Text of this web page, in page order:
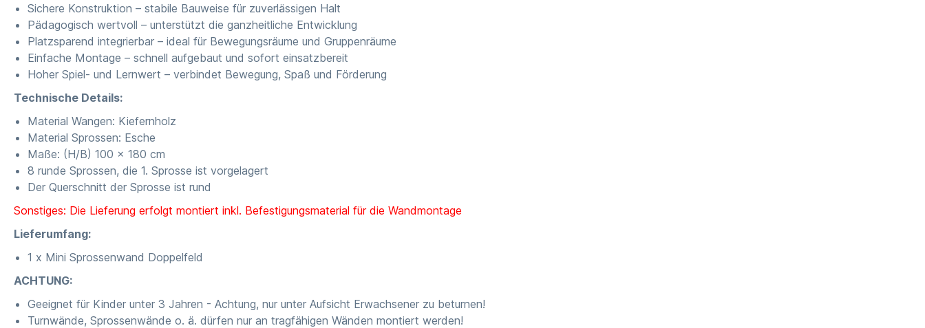
Sichere Konstruktion – stabile Bauweise für zuverlässigen Halt
Pädagogisch wertvoll – unterstützt die ganzheitliche Entwicklung
Platzsparend integrierbar – ideal für Bewegungsräume und Gruppenräume
Einfache Montage – schnell aufgebaut und sofort einsatzbereit
Hoher Spiel- und Lernwert – verbindet Bewegung, Spaß und Förderung
Technische Details:
Material Wangen: Kiefernholz
Material Sprossen: Esche
Maße: (H/B) 100 x 180 cm
8 runde Sprossen, die 1. Sprosse ist vorgelagert
Der Querschnitt der Sprosse ist rund
Sonstiges: Die Lieferung erfolgt montiert inkl. Befestigungsmaterial für die Wandmontage
Lieferumfang:
1 x Mini Sprossenwand Doppelfeld
ACHTUNG:
Geeignet für Kinder unter 3 Jahren - Achtung, nur unter Aufsicht Erwachsener zu beturnen!
Turnwände, Sprossenwände o. ä. dürfen nur an tragfähigen Wänden montiert werden!